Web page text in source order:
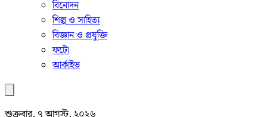
বিনোদন
শিল্প ও সাহিত্য
বিজ্ঞান ও প্রযুক্তি
ফটো
আর্কাইভ